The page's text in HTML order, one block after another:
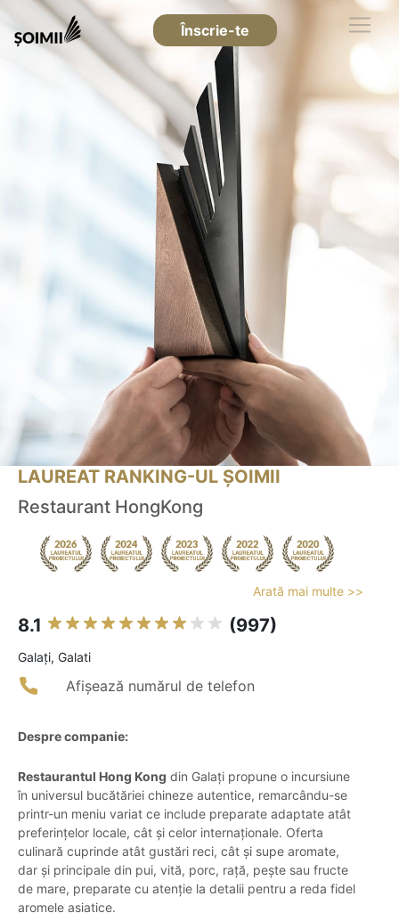
Înscrie-te
LAUREAT RANKING-UL ȘOIMII
Restaurant HongKong
Arată mai multe >>
8.1 (997)
Galaţi, Galati
Afișează numărul de telefon
Despre companie:
Restaurantul Hong Kong din Galați propune o incursiune
în universul bucătăriei chineze autentice, remarcându-se
printr-un meniu variat ce include preparate adaptate atât
preferințelor locale, cât și celor internaționale. Oferta
culinară cuprinde atât gustări reci, cât și supe aromate,
dar și principale din pui, vită, porc, rață, pește sau fructe
de mare, preparate cu atenție la detalii pentru a reda fidel
aromele asiatice.